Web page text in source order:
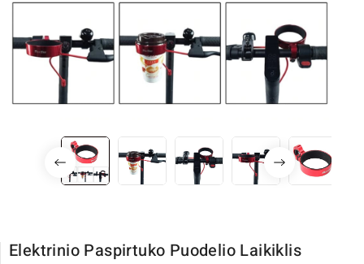
Elektrinio Paspirtuko Puodelio Laikiklis